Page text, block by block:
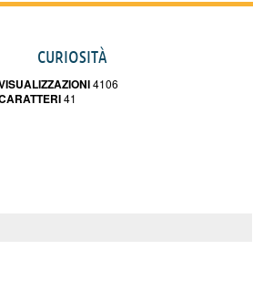
CURIOSITÀ
4106
41